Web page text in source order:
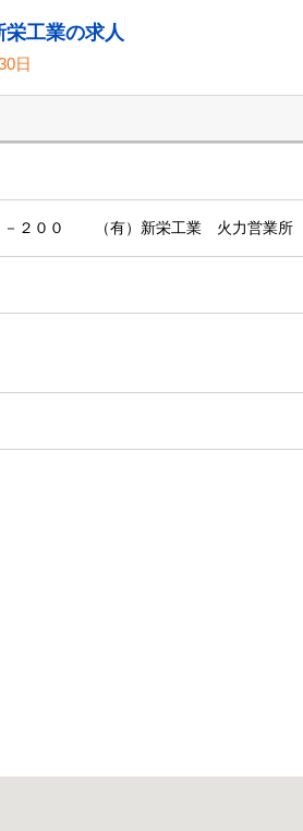
工業の求人
日
－２００ （有）新栄工業 火力営業所